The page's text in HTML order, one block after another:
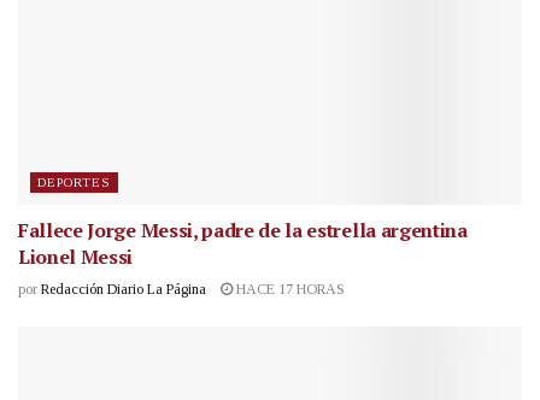
DEPORTES
Fallece Jorge Messi, padre de la estrella argentina
Lionel Messi
por Redacción Diario La Página HACE 17 HORAS